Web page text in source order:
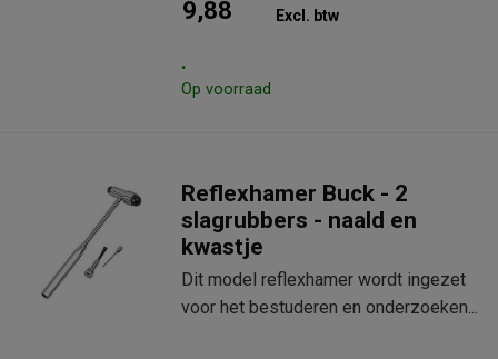
9,88 Excl. btw
.
Op voorraad
Reflexhamer Buck - 2
slagrubbers - naald en
kwastje
Dit model reflexhamer wordt ingezet
voor het bestuderen en onderzoeken...